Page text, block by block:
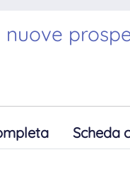
nuove
Scheda